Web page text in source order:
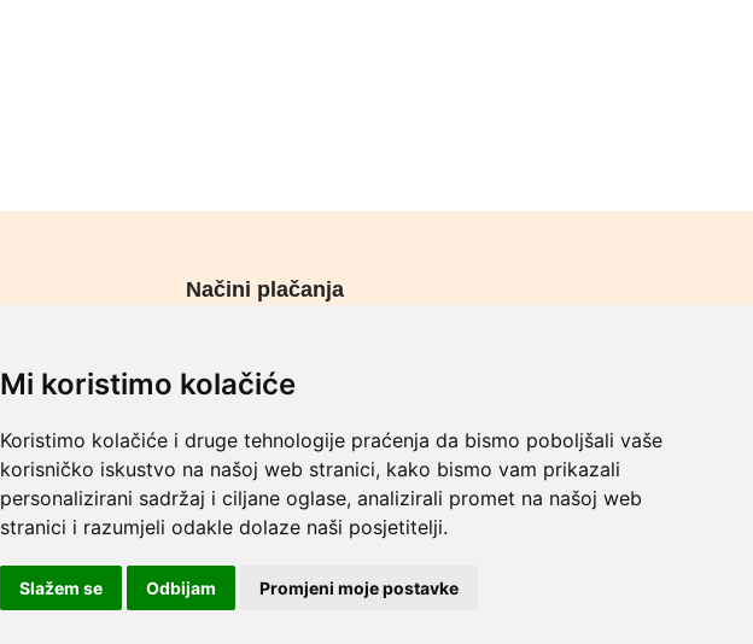
Mi koristimo kolačiće
Koristimo kolačiće i druge tehnologije praćenja da bismo poboljšali vaše
korisničko iskustvo na našoj web stranici, kako bismo vam prikazali
personalizirani sadržaj i ciljane oglase, analizirali promet na našoj web
stranici i razumjeli odakle dolaze naši posjetitelji.
Slažem se Odbijam Promjeni moje postavke
Načini plačanja